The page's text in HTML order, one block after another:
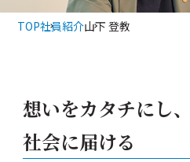
TOP社員紹介山下 登教
想いをカタチにし、
社会に届ける